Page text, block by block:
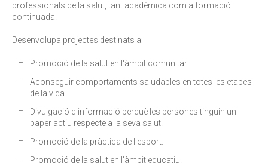
professionals de la salut, tant acadèmica com a formació
continuada.
Desenvolupa projectes destinats a:
Promoció de la salut en l'àmbit comunitari.
Aconseguir comportaments saludables en totes les etapes
de la vida.
Divulgació d'informació perquè les persones tinguin un
paper actiu respecte a la seva salut.
Promoció de la pràctica de l'esport.
Promoció de la salut en l'àmbit educatiu.